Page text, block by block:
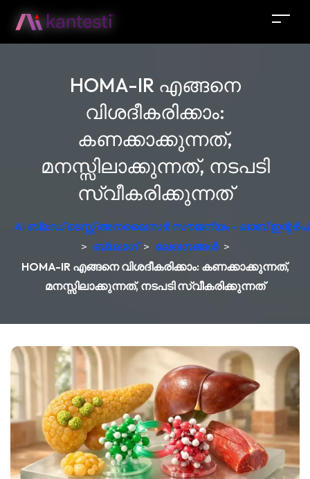
HOMA-IR എങ്ങനെ
വിശദീകരിക്കാം:
കണക്കാക്കുന്നത്,
മനസ്സിലാക്കുന്നത്, നടപടി
സ്വീകരിക്കുന്നത്
AI ബ്ലഡ് ടെസ്റ്റ് അനലൈസർ സൗജന്യം - ലാബ്
> ബ്ലോഗ് > ലേഖനങ്ങൾ >
HOMA-IR എങ്ങനെ വിശദീകരിക്കാം: കണക്കാക്കുന്നത്,
മനസ്സിലാക്കുന്നത്, നടപടി സ്വീകരിക്കുന്നത്